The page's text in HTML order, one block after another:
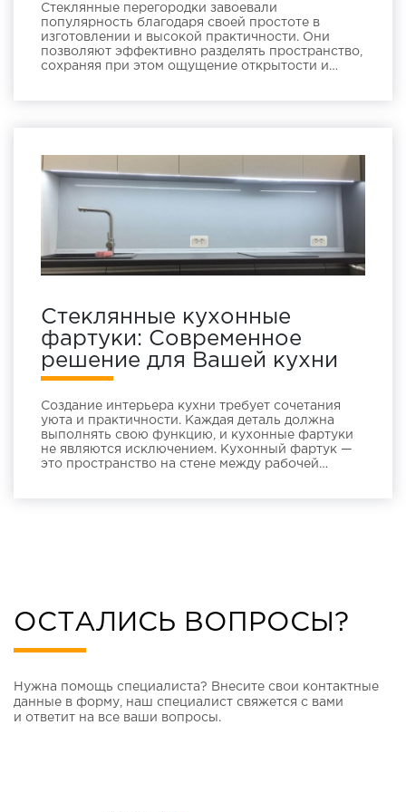
Стеклянные перегородки завоевали
популярность благодаря своей простоте в
изготовлении и высокой практичности. Они
позволяют эффективно разделять пространство,
сохраняя при этом ощущение открытости и
позволяют разделить комнату на
функциональные зоны, не создавая при этом
эффекта […]
Стеклянные кухонные
фартуки: Современное
решение для Вашей кухни
Создание интерьера кухни требует сочетания
уюта и практичности. Каждая деталь должна
выполнять свою функцию, и кухонные фартуки
не являются исключением. Кухонный фартук —
это пространство на стене между рабочей
ОСТАЛИСЬ ВОПРОСЫ?
Нужна помощь специалиста? Внесите свои контактные
данные в форму, наш специалист свяжется с вами
и ответит на все ваши вопросы.